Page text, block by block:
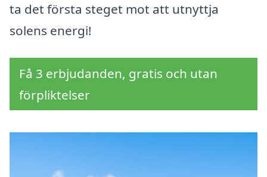
ta det första steget mot att utnyttja
solens energi!
Få 3 erbjudanden, gratis och utan
förpliktelser